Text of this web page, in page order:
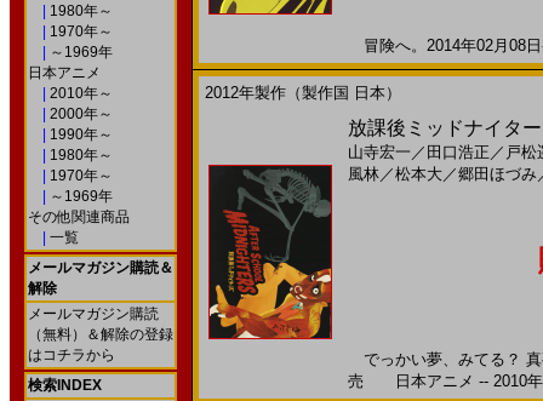
1980年～
1970年～
～1969年
日本アニメ
2010年～
2000年～
1990年～
1980年～
1970年～
～1969年
その他関連商品
一覧
メールマガジン購読＆
解除
メールマガジン購読
（無料）＆解除の登録
はコチラから
検索INDEX
冒険へ。2014年02月08
2012年製作（製作国 日本）
放課後ミッドナイタ
山寺宏一 ／ 田口浩正 ／ 戸松
風林／松本大／郷田ほづみ
でっかい夢、みてる？ 真
売 日本アニメ -- 2010